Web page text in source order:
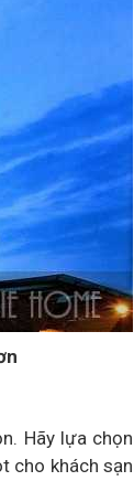
Hãy lựa chọn
cho khách sạn